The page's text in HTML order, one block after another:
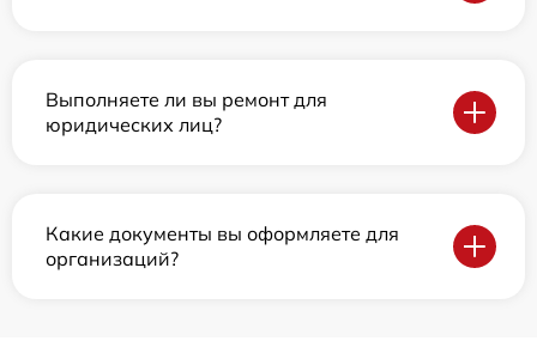
Выполняете ли вы ремонт для
юридических лиц?
Какие документы вы оформляете для
организаций?